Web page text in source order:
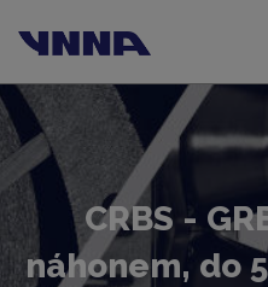
CRBS -
náhonem, do